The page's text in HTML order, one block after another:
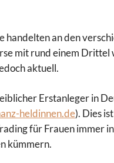
handelten an den
mit rund einem
aktuell.
Erstanleger in
heldinnen.de). Dies
für Frauen immer
kümmern.